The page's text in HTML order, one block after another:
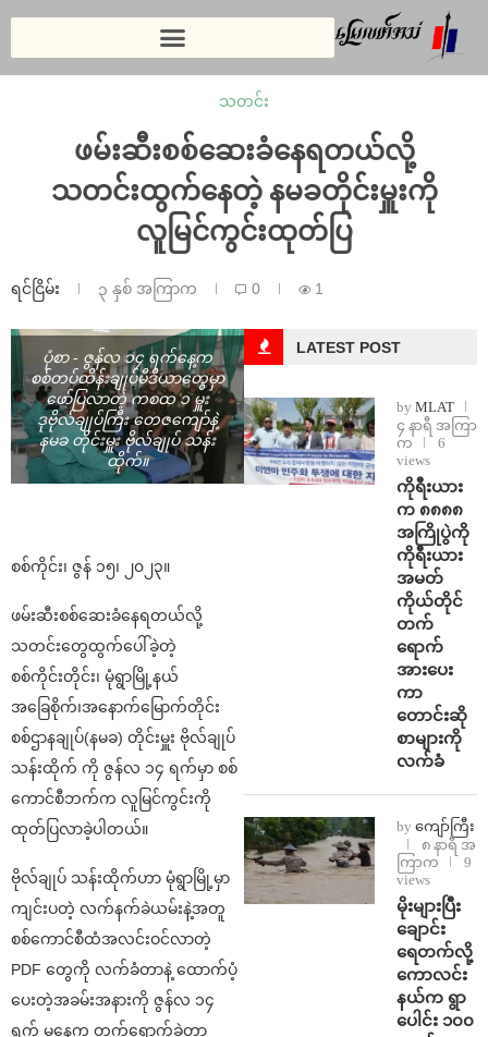
သတင်း
ဖမ်းဆီးစစ်ဆေးခံနေရတယ်လို့
သတင်းထွက်နေတဲ့ နမခတိုင်းမှူးကို
လူမြင်ကွင်းထုတ်ပြ
ရင်ငြိမ်း ၃ နှစ် အကြာက 0 1
ပုံစာ - ဇွန်လ ၁၄ ရက်နေ့က
စစ်တပ်ထိန်းချုပ်မီဒီယာတွေမှာ
ဖော်ပြလာတဲ့ ကစထ ၁ မှူး
ဒုဗိုလ်ချုပ်ကြီး တေဇကျော်နဲ့
နမခ တိုင်းမှူး ဗိုလ်ချုပ် သန်း
ထိုက်။
စစ်ကိုင်း၊ ဇွန် ၁၅၊ ၂၀၂၃။
ဖမ်းဆီးစစ်ဆေးခံနေရတယ်လို့
သတင်းတွေထွက်ပေါ်ခဲ့တဲ့
စစ်ကိုင်းတိုင်း၊ မုံရွာမြို့နယ်
အခြေစိုက်၊အနောက်မြောက်တိုင်း
စစ်ဌာနချုပ်(နမခ) တိုင်းမှူး ဗိုလ်ချုပ်
သန်းထိုက် ကို ဇွန်လ ၁၄ ရက်မှာ စစ်
ကောင်စီဘက်က လူမြင်ကွင်းကို
ထုတ်ပြလာခဲ့ပါတယ်။
ဗိုလ်ချုပ် သန်းထိုက်ဟာ မုံရွာမြို့မှာ
ကျင်းပတဲ့ လက်နက်ခဲယမ်းနဲ့အတူ
စစ်ကောင်စီထံအလင်းဝင်လာတဲ့
PDF တွေကို လက်ခံတာနဲ့ ထောက်ပံ့
ပေးတဲ့အခမ်းအနားကို ဇွန်လ ၁၄
ရက် မနေ့က တက်ရောက်ခဲ့တာ
LATEST POST
by MLAT
၄ နာရီ အကြာ
က
6
views
ကိုရီးယား
က ၈၈၈၈
အကြိုပွဲကို
ကိုရီးယား
အမတ်
ကိုယ်တိုင်
တက်
ရောက်
အားပေး
ကာ
တောင်းဆို
စာများကို
လက်ခံ
by ကျော်ကြီး
၈ နာရီ အ
ကြာက
9
views
⁨မိုးများပြီး
ချောင်း
ရေတက်လို့
ကောလင်း
နယ်က ရွာ
ပေါင်း ၁၀၀